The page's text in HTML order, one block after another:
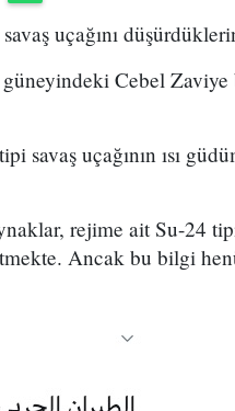
uçağını
Cebel Zaviye
savaş uçağının ısı
rejime ait Su-24
Ancak bu bilgi